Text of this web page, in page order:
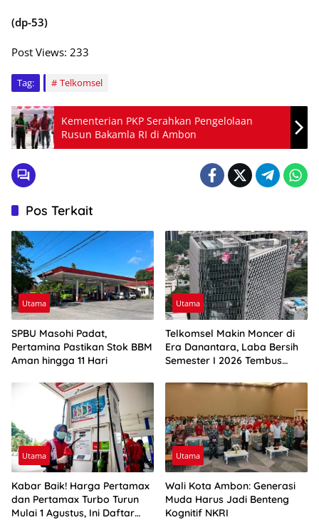
(dp-53)
Post Views: 233
Tag: Telkomsel
Kementerian PKP Serahkan Pengelolaan
Rusun Bakamla RI di Ambon
Pos Terkait
Utama
SPBU Masohi Padat,
Pertamina Pastikan Stok BBM
Aman hingga 11 Hari
Utama
Telkomsel Makin Moncer di
Era Danantara, Laba Bersih
Semester I 2026 Tembus
Utama
Kabar Baik! Harga Pertamax
dan Pertamax Turbo Turun
Mulai 1 Agustus, Ini Daftar
Utama
Wali Kota Ambon: Generasi
Muda Harus Jadi Benteng
Kognitif NKRI